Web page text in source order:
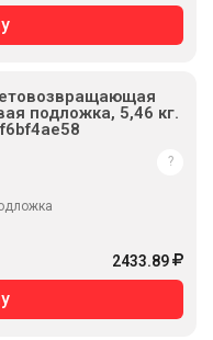
подложка, 5,46 кг.
?
2433.89